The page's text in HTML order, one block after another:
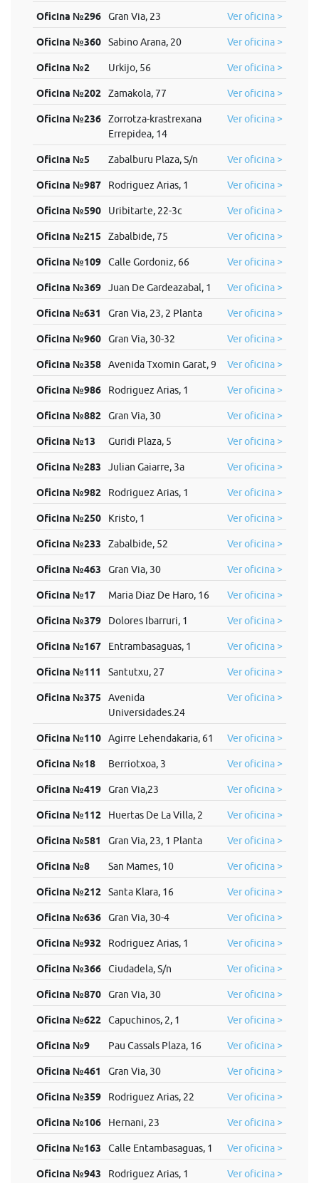
Oficina №296 Gran Via, 23 Ver oficina >
Oficina №360 Sabino Arana, 20 Ver oficina >
Oficina №2 Urkijo, 56 Ver oficina >
Oficina №202 Zamakola, 77 Ver oficina >
Oficina №236
Zorrotza-krastrexana
Errepidea, 14
Ver oficina >
Oficina №5 Zabalburu Plaza, S/n Ver oficina >
Oficina №987 Rodriguez Arias, 1 Ver oficina >
Oficina №590 Uribitarte, 22-3c Ver oficina >
Oficina №215 Zabalbide, 75 Ver oficina >
Oficina №109 Calle Gordoniz, 66 Ver oficina >
Oficina №369 Juan De Gardeazabal, 1 Ver oficina >
Oficina №631 Gran Via, 23, 2 Planta Ver oficina >
Oficina №960 Gran Via, 30-32 Ver oficina >
Oficina №358 Avenida Txomin Garat, 9 Ver oficina >
Oficina №986 Rodriguez Arias, 1 Ver oficina >
Oficina №882 Gran Via, 30 Ver oficina >
Oficina №13 Guridi Plaza, 5 Ver oficina >
Oficina №283 Julian Gaiarre, 3a Ver oficina >
Oficina №982 Rodriguez Arias, 1 Ver oficina >
Oficina №250 Kristo, 1 Ver oficina >
Oficina №233 Zabalbide, 52 Ver oficina >
Oficina №463 Gran Via, 30 Ver oficina >
Oficina №17 Maria Diaz De Haro, 16 Ver oficina >
Oficina №379 Dolores Ibarruri, 1 Ver oficina >
Oficina №167 Entrambasaguas, 1 Ver oficina >
Oficina №111 Santutxu, 27 Ver oficina >
Oficina №375
Avenida
Universidades.24
Ver oficina >
Oficina №110 Agirre Lehendakaria, 61 Ver oficina >
Oficina №18 Berriotxoa, 3 Ver oficina >
Oficina №419 Gran Via,23 Ver oficina >
Oficina №112 Huertas De La Villa, 2 Ver oficina >
Oficina №581 Gran Via, 23, 1 Planta Ver oficina >
Oficina №8 San Mames, 10 Ver oficina >
Oficina №212 Santa Klara, 16 Ver oficina >
Oficina №636 Gran Via, 30-4 Ver oficina >
Oficina №932 Rodriguez Arias, 1 Ver oficina >
Oficina №366 Ciudadela, S/n Ver oficina >
Oficina №870 Gran Via, 30 Ver oficina >
Oficina №622 Capuchinos, 2, 1 Ver oficina >
Oficina №9 Pau Cassals Plaza, 16 Ver oficina >
Oficina №461 Gran Via, 30 Ver oficina >
Oficina №359 Rodriguez Arias, 22 Ver oficina >
Oficina №106 Hernani, 23 Ver oficina >
Oficina №163 Calle Entambasaguas, 1 Ver oficina >
Oficina №943 Rodriguez Arias, 1 Ver oficina >